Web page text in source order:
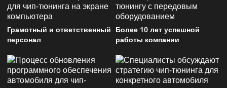
Грамотный и ответственный
персонал
Более 10 лет успешной
работы компании